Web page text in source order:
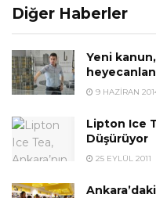
Diğer Haberler
Yeni
9 HAZIRAN
Lipton Ice
Düşürüyor
25 EYLÜL 2011